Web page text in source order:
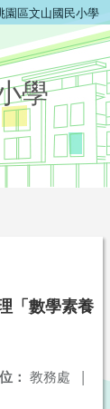
園區文山國民小學
學
「數學素養
： 教務處 |